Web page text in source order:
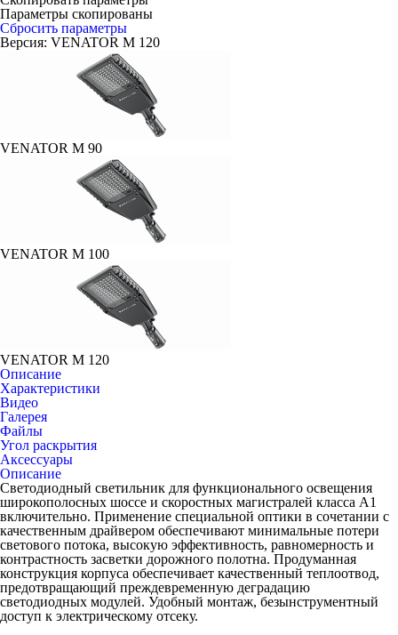
Параметры скопированы
Сбросить параметры
Версия: VENATOR M 120
VENATOR M 90
VENATOR M 100
VENATOR M 120
Описание
Характеристики
Видео
Галерея
Файлы
Угол раскрытия
Аксессуары
Описание
Светодиодный светильник для функционального освещения
широкополосных шоссе и скоростных магистралей класса А1
включительно. Применение специальной оптики в сочетании с
качественным драйвером обеспечивают минимальные потери
светового потока, высокую эффективность, равномерность и
контрастность засветки дорожного полотна. Продуманная
конструкция корпуса обеспечивает качественный теплоотвод,
предотвращающий преждевременную деградацию
светодиодных модулей. Удобный монтаж, безынструментный
доступ к электрическому отсеку.